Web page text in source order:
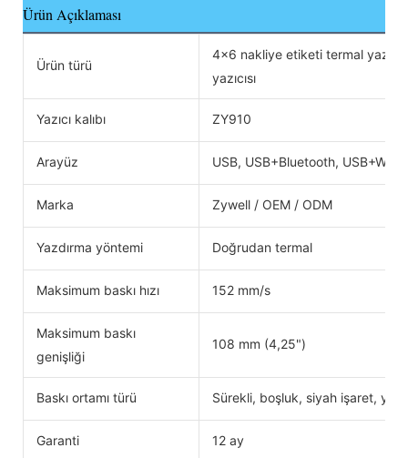
Ürün Açıklaması
Ürün türü
4x6 nakliye etiketi termal
yazıcısı
Yazıcı kalıbı ZY910
Arayüz USB, USB+Bluetooth, USB+WIFI
Marka Zywell / OEM / ODM
Yazdırma yöntemi Doğrudan termal
Maksimum baskı hızı 152 mm/s
Maksimum baskı
genişliği
108 mm (4,25")
Baskı ortamı türü Sürekli, boşluk, siyah işaret,
Garanti 12 ay